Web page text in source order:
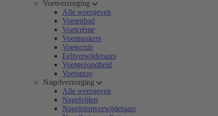
Voetverzorging
Alle weergeven
Voetenbad
Voetcrème
Voetmaskers
Voetscrub
Eeltverwijderaars
Voetgezondheid
Voetspray
Nagelverzorging
Alle weergeven
Nagelvijlen
Nagelriemverwijderaars